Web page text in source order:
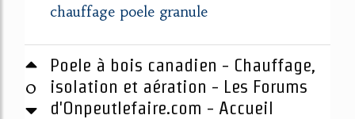
chauffage poele granule
0
Poele à bois canadien - Chauffage,
isolation et aération - Les Forums
d'Onpeutlefaire.com - Accueil